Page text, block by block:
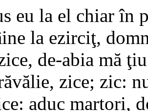
eu la el chiar în
la ezirciţ,
de-abia mă
zice; zic:
aduc martori,